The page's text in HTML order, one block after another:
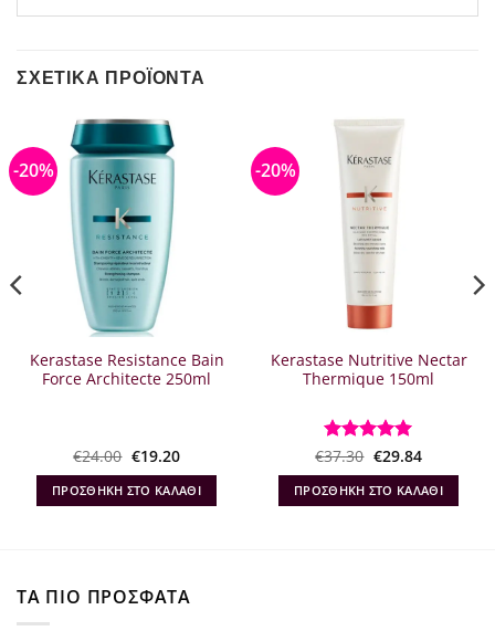
ΣΧΕΤΙΚΆ ΠΡΟΪΌΝΤΑ
-20%
Kerastase Resistance Bain
Force Architecte 250ml
€24.00 Original
was:
€24.00.
€19.20Η
τιμή
είναι:
€19.20.
ΠΡΟΣΘΉΚΗ ΣΤΟ ΚΑΛΆΘΙ
-20%
Kerastase Nutritive Nectar
Thermique 150ml
Βαθμολογήθηκε
με5από 5
€37.30 Original
was:
€37.30.
€29.84Η
τιμή
είναι:
€29.84.
ΠΡΟΣΘΉΚΗ ΣΤΟ ΚΑΛΆΘΙ
ΤΑ ΠΙΟ ΠΡΟΣΦΑΤΑ